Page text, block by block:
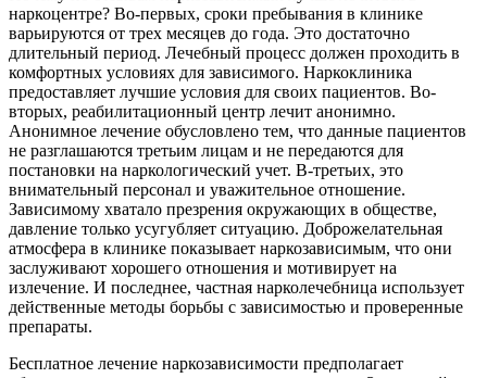
наркоцентре? Во-первых, сроки пребывания в клинике
варьируются от трех месяцев до года. Это достаточно
длительный период. Лечебный процесс должен проходить в
комфортных условиях для зависимого. Наркоклиника
предоставляет лучшие условия для своих пациентов. Во-
вторых, реабилитационный центр лечит анонимно.
Анонимное лечение обусловлено тем, что данные пациентов
не разглашаются третьим лицам и не передаются для
постановки на наркологический учет. В-третьих, это
внимательный персонал и уважительное отношение.
Зависимому хватало презрения окружающих в обществе,
давление только усугубляет ситуацию. Доброжелательная
атмосфера в клинике показывает наркозависимым, что они
заслуживают хорошего отношения и мотивирует на
излечение. И последнее, частная нарколечебница использует
действенные методы борьбы с зависимостью и проверенные
препараты.
Бесплатное лечение наркозависимости предполагает